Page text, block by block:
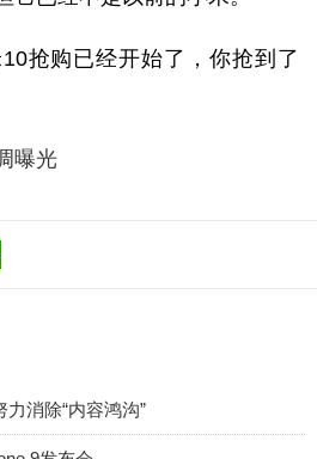
抢购已经开始了，你抢到了
曝光
力消除“内容鸿沟”